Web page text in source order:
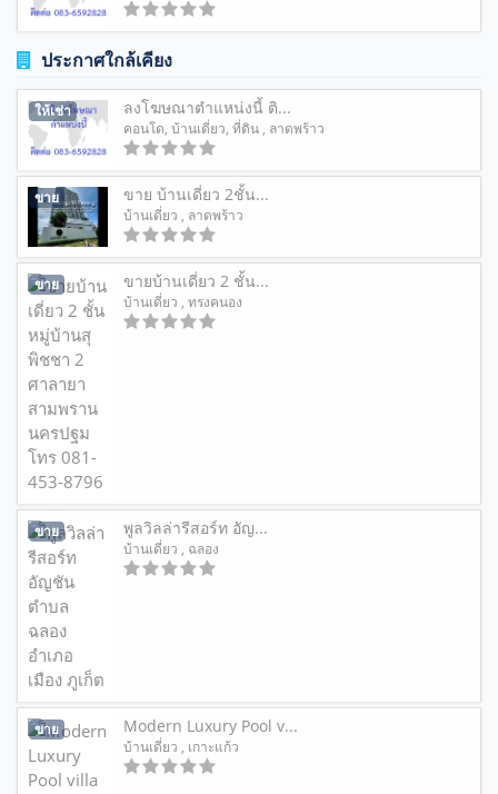
ประกาศใกล้เคียง
ให้เช่า ลงโฆษณาตำแหน่งนี้ ติ...
คอนโด, บ้านเดี่ยว, ที่ดิน , ลาดพร้าว
ขาย ขาย บ้านเดี่ยว 2ชั้น...
บ้านเดี่ยว , ลาดพร้าว
ขาย ขายบ้านเดี่ยว 2 ชั้น...
บ้านเดี่ยว , ทรงคนอง
ขาย พูลวิลล่ารีสอร์ท อัญ...
บ้านเดี่ยว , ฉลอง
ขาย Modern Luxury Pool v...
บ้านเดี่ยว , เกาะแก้ว